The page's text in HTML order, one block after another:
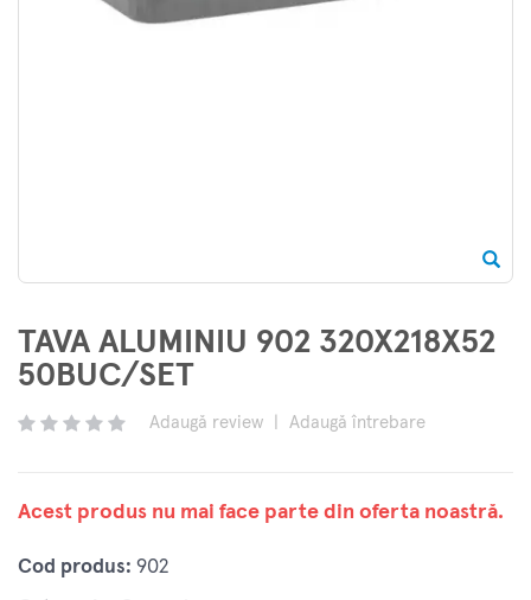
TAVA ALUMINIU 902 320X218X52
50BUC/SET
Adaugă review Adaugă întrebare
Acest produs nu mai face parte din oferta noastră.
Cod produs: 902